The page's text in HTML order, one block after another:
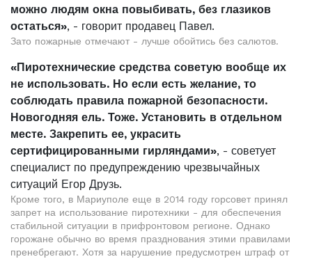
можно людям окна повыбивать, без глазиков
остаться», - говорит продавец Павел.
Зато пожарные отмечают - лучше обойтись без салютов.
«Пиротехнические средства советую вообще их
не использовать. Но если есть желание, то
соблюдать правила пожарной безопасности.
Новогодняя ель. Тоже. Установить в отдельном
месте. Закрепить ее, украсить
сертифицированными гирляндами», - советует
специалист по предупреждению чрезвычайных
ситуаций Егор Друзь.
Кроме того, в Мариуполе еще в 2014 году горсовет принял
запрет на использование пиротехники - для обеспечения
стабильной ситуации в прифронтовом регионе. Однако
горожане обычно во время празднования этими правилами
пренебрегают. Хотя за нарушение предусмотрен штраф от